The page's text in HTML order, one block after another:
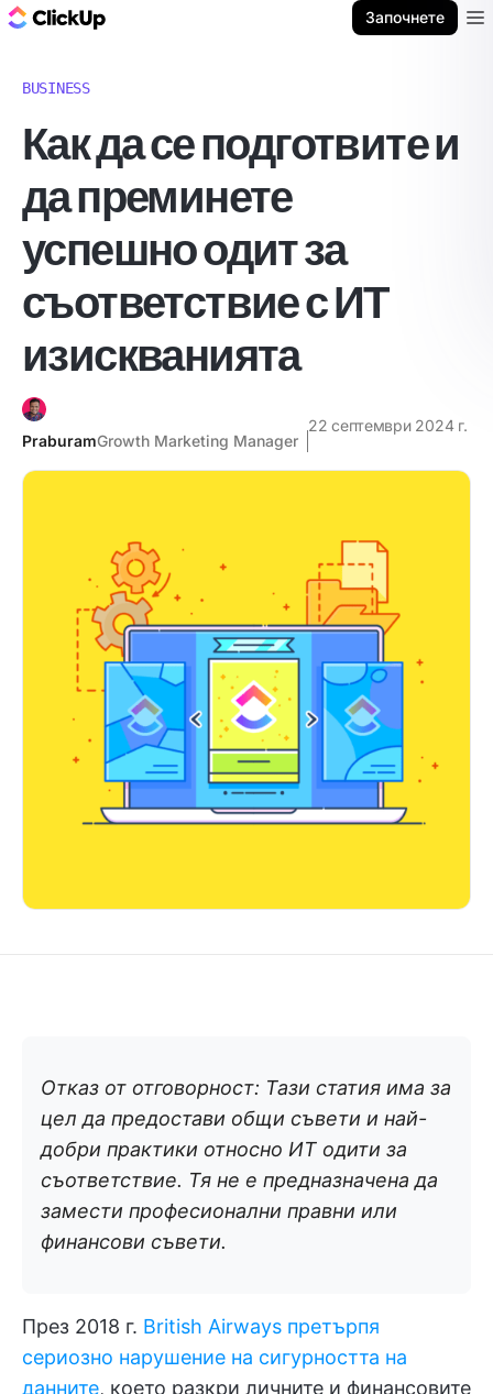
Започнете
BUSINESS
Как да се подготвите и
да преминете
успешно одит за
съответствие с ИТ
изискванията
PraburamGrowth Marketing Manager
22 септември 2024 г.
Отказ от отговорност: Тази статия има за
цел да предостави общи съвети и най-
добри практики относно ИТ одити за
съответствие. Тя не е предназначена да
замести професионални правни или
финансови съвети.
През 2018 г. British Airways претърпя
сериозно нарушение на сигурността на
данните, което разкри личните и финансовите